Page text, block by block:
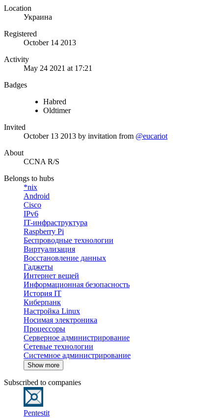
Location
Украина
Registered
October 14 2013
Activity
May 24 2021 at 17:21
Badges
Habred
Oldtimer
Invited
October 13 2013 by invitation from @eucariot
About
CCNA R/S
Belongs to hubs
*nix
Android
Cisco
IPv6
IT-инфраструктура
Raspberry Pi
Беспроводные технологии
Виртуализация
Восстановление данных
Гаджеты
Интернет вещей
Информационная безопасность
История IT
Киберпанк
Настройка Linux
Носимая электроника
Процессоры
Серверное администрирование
Сетевые технологии
Системное администрирование
Show more
Subscribed to companies
Pentestit